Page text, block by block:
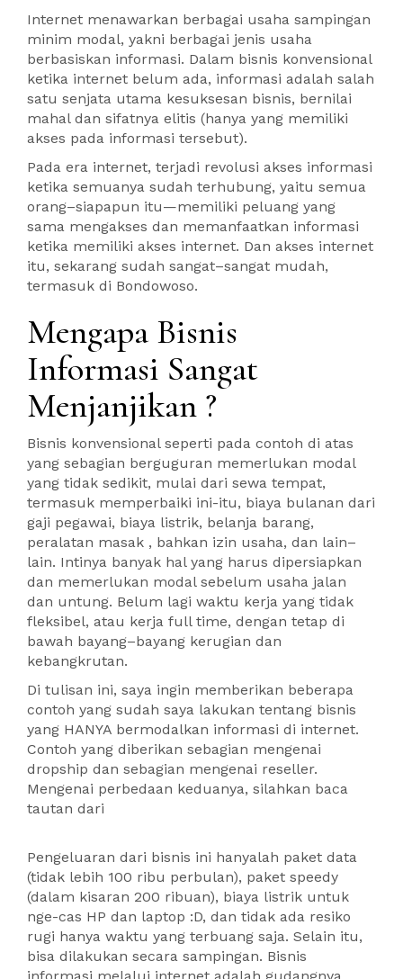
Internet menawarkan berbagai usaha sampingan
minim modal, yakni berbagai jenis usaha
berbasiskan informasi. Dalam bisnis konvensional
ketika internet belum ada, informasi adalah salah
satu senjata utama kesuksesan bisnis, bernilai
mahal dan sifatnya elitis (hanya yang memiliki
akses pada informasi tersebut).
Pada era internet, terjadi revolusi akses informasi
ketika semuanya sudah terhubung, yaitu semua
orang–siapapun itu—memiliki peluang yang
sama mengakses dan memanfaatkan informasi
ketika memiliki akses internet. Dan akses internet
itu, sekarang sudah sangat–sangat mudah,
termasuk di Bondowoso.
Mengapa Bisnis
Informasi Sangat
Menjanjikan ?
Bisnis konvensional seperti pada contoh di atas
yang sebagian berguguran memerlukan modal
yang tidak sedikit, mulai dari sewa tempat,
termasuk memperbaiki ini-itu, biaya bulanan dari
gaji pegawai, biaya listrik, belanja barang,
peralatan masak , bahkan izin usaha, dan lain–
lain. Intinya banyak hal yang harus dipersiapkan
dan memerlukan modal sebelum usaha jalan
dan untung. Belum lagi waktu kerja yang tidak
fleksibel, atau kerja full time, dengan tetap di
bawah bayang–bayang kerugian dan
kebangkrutan.
Di tulisan ini, saya ingin memberikan beberapa
contoh yang sudah saya lakukan tentang bisnis
yang HANYA bermodalkan informasi di internet.
Contoh yang diberikan sebagian mengenai
dropship dan sebagian mengenai reseller.
Mengenai perbedaan keduanya, silahkan baca
tautan dari
Pengeluaran dari bisnis ini hanyalah paket data
(tidak lebih 100 ribu perbulan), paket speedy
(dalam kisaran 200 ribuan), biaya listrik untuk
nge-cas HP dan laptop :D, dan tidak ada resiko
rugi hanya waktu yang terbuang saja. Selain itu,
bisa dilakukan secara sampingan. Bisnis